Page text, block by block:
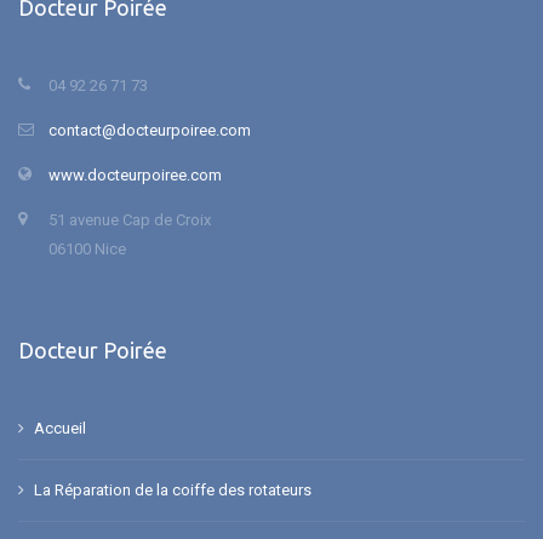
Docteur Poirée
04 92 26 71 73
contact@docteurpoiree.com
www.docteurpoiree.com
51 avenue Cap de Croix
06100 Nice
Docteur Poirée
Accueil
La Réparation de la coiffe des rotateurs